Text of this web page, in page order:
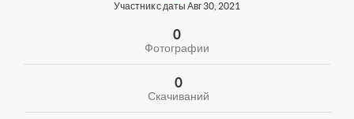
Участник с даты Авг 30, 2021
0
Фотографии
0
Скачиваний